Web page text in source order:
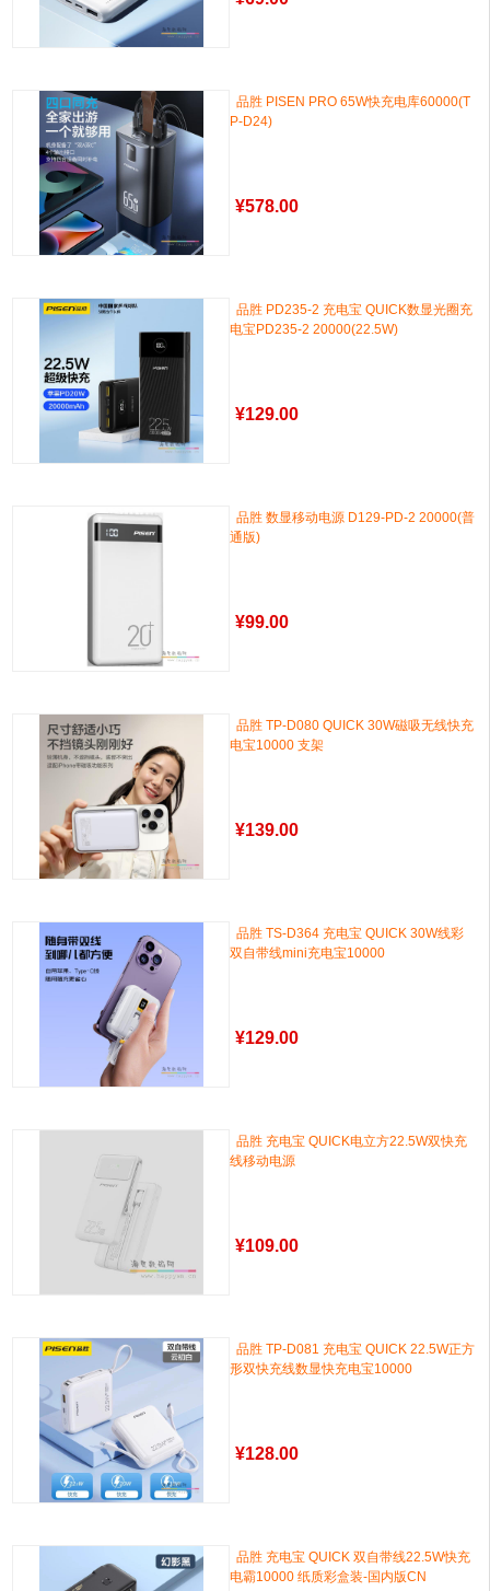
品胜 PISEN PRO 65W快充电库60000(T
P-D24)
¥578.00
品胜 PD235-2 充电宝 QUICK数显光圈充
电宝PD235-2 20000(22.5W)
¥129.00
品胜 数显移动电源 D129-PD-2 20000(普
通版)
¥99.00
品胜 TP-D080 QUICK 30W磁吸无线快充
电宝10000 支架
¥139.00
品胜 TS-D364 充电宝 QUICK 30W线彩
双自带线mini充电宝10000
¥129.00
品胜 充电宝 QUICK电立方22.5W双快充
线移动电源
¥109.00
品胜 TP-D081 充电宝 QUICK 22.5W正方
形双快充线数显快充电宝10000
¥128.00
品胜 充电宝 QUICK 双自带线22.5W快充
电霸10000 纸质彩盒装-国内版CN